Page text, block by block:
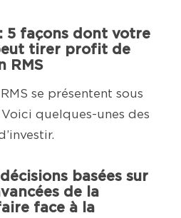
5 façons dont votre
tirer profit de
RMS
se présentent sous
quelques-unes des
basées sur
de la
face à la